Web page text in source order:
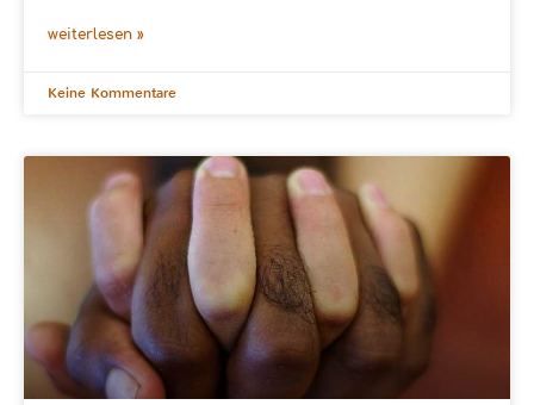
weiterlesen »
Keine Kommentare